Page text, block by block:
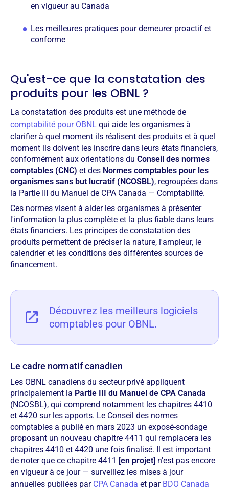
en vigueur au Canada
Les meilleures pratiques pour demeurer proactif et
conforme
Qu'est-ce que la constatation des
produits pour les OBNL ?
La constatation des produits est une méthode de
comptabilité pour OBNL qui aide les organismes à
clarifier à quel moment ils réalisent des produits et à quel
moment ils doivent les inscrire dans leurs états financiers,
conformément aux orientations du Conseil des normes
comptables (CNC) et des Normes comptables pour les
organismes sans but lucratif (NCOSBL), regroupées dans
la Partie III du Manuel de CPA Canada — Comptabilité.
Ces normes visent à aider les organismes à présenter
l'information la plus complète et la plus fiable dans leurs
états financiers. Les principes de constatation des
produits permettent de préciser la nature, l'ampleur, le
calendrier et les conditions des différentes sources de
financement.
Découvrez les meilleurs logiciels
comptables pour OBNL.
Le cadre normatif canadien
Les OBNL canadiens du secteur privé appliquent
principalement la Partie III du Manuel de CPA Canada
(NCOSBL), qui comprend notamment les chapitres 4410
et 4420 sur les apports. Le Conseil des normes
comptables a publié en mars 2023 un exposé-sondage
proposant un nouveau chapitre 4411 qui remplacera les
chapitres 4410 et 4420 une fois finalisé. Il est important
de noter que ce chapitre 4411 [en projet] n'est pas encore
en vigueur à ce jour — surveillez les mises à jour
annuelles publiées par CPA Canada et par BDO Canada